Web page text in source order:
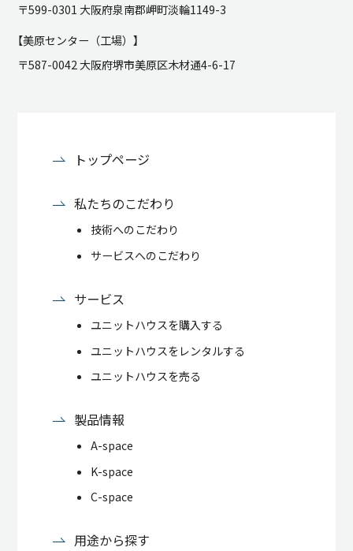
〒599-0301 大阪府泉南郡岬町淡輪1149-3
【美原センター（工場）】
〒587-0042 大阪府堺市美原区木材通4-6-17
トップページ
私たちのこだわり
技術へのこだわり
サービスへのこだわり
サービス
ユニットハウスを購入する
ユニットハウスをレンタルする
ユニットハウスを売る
製品情報
A-space
K-space
C-space
用途から探す